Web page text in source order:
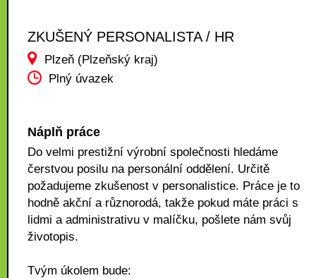
ZKUŠENÝ PERSONALISTA / HR
Plzeň (Plzeňský kraj)
Plný úvazek
Náplň práce
Do velmi prestižní výrobní společnosti hledáme
čerstvou posilu na personální oddělení. Určitě
požadujeme zkušenost v personalistice. Práce je to
hodně akční a různorodá, takže pokud máte práci s
lidmi a administrativu v malíčku, pošlete nám svůj
životopis.
Tvým úkolem bude: